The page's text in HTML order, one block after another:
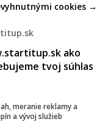
ako
tvoj súhlas
meranie reklamy a
a vývoj služieb
cookies →